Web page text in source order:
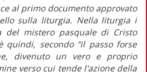
al primo documento approvato
sulla liturgia. Nella liturgia i
del mistero pasquale di Cristo
quindi, secondo “il passo forse
divenuto un vero e proprio
verso cui tende l'azione della